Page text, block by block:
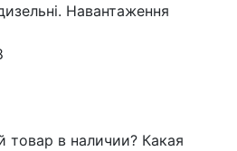
Навантаження
в наличии? Какая